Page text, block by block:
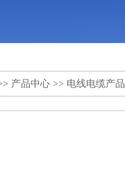
产品中心 >> 电线电缆产品